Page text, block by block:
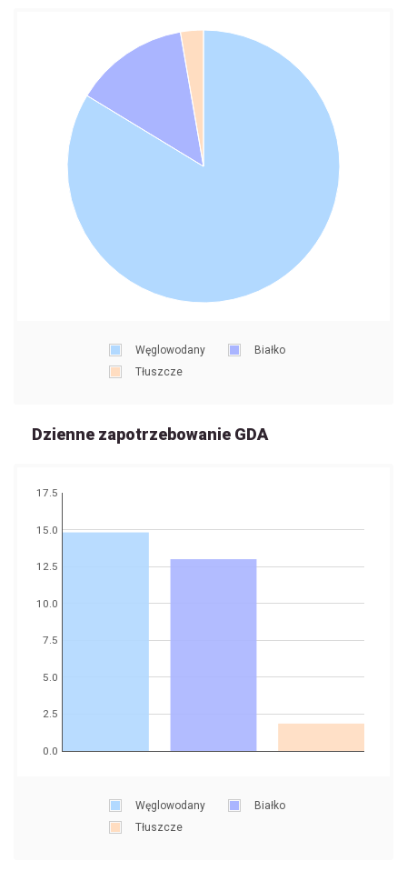
Węglowodany
Białko
Tłuszcze
Dzienne zapotrzebowanie GDA
0.0
2.5
5.0
7.5
10.0
12.5
15.0
17.5
Węglowodany
Białko
Tłuszcze